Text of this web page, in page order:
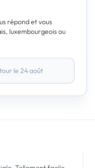
répond et vous
luxembourgeois ou
le 24 août